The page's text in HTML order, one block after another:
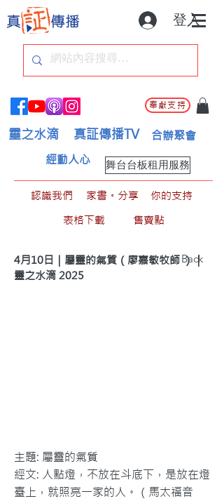
登入
奉獻支持
靈之水滴 真証傳播TV 合辦聚會
舞台台板租用服務
經動人心
認識我們 家書。分享
你的支持
表格下載
售賣點
4月10日｜屬靈的氣質（廖嘉敏牧師 ）｜
靈之水滴 2025
< Back
主題: 屬靈的氣質
經文: 人點燈，不放在斗底下，是放在燈
臺上，就照亮一家的人。（馬太福音